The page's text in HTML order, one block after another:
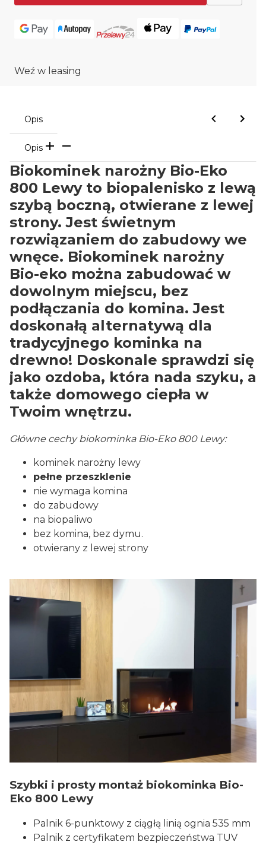
Weź w leasing
Opis
Opis
Biokominek narożny Bio-Eko
800 Lewy to biopalenisko z lewą
szybą boczną, otwierane z lewej
strony. Jest świetnym
rozwiązaniem do zabudowy we
wnęce. Biokominek narożny
Bio-eko można zabudować w
dowolnym miejscu, bez
podłączania do komina. Jest
doskonałą alternatywą dla
tradycyjnego kominka na
drewno! Doskonale sprawdzi się
jako ozdoba, która nada szyku, a
także domowego ciepła w
Twoim wnętrzu.
Główne cechy biokominka Bio-Eko 800 Lewy:
kominek narożny lewy
pełne przeszklenie
nie wymaga komina
do zabudowy
na biopaliwo
bez komina, bez dymu.
otwierany z lewej strony
Szybki i prosty montaż biokominka Bio-
Eko 800 Lewy
Palnik 6-punktowy z ciągłą linią ognia 535 mm
Palnik z certyfikatem bezpieczeństwa TUV